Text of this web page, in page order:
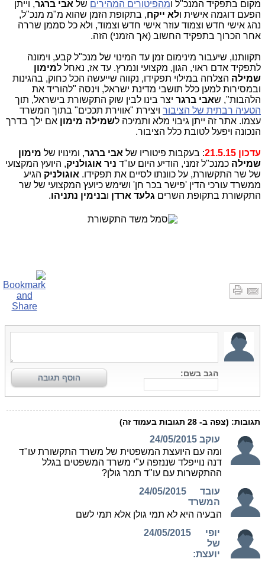
מקום בתפקיד המנכ"ל ומהפיטורים המהירים של אבי ברגר, וייתן
הפעם דוגמה אישית ולא ייקח, בתקופת הזמן שהוא מ"מ מנכ"ל,
נהג אישי חדש וצמוד עוזר אישי חדש וצמוד, ולא כל סממן שררה
אחר הכרוך בתפקיד החשוב (אך הזמני) הזה.
תקוותנו, שיעבור מינימום זמן עד המינוי של מנכ"ל קבע, וימונה
לתפקיד אדם ראוי, הגון, מקצועי ונמרץ. עד אז, נאחל למימון
שמילה הצלחה במילוי תפקידו, נקווה שייעשה הכל כחוק, בהגינות
ובמסירות למען כלל תושבי מדינת ישראל, וינסה "להוריד את
הלהבות", שאבי ברגר יצר בינו לבין שוק התקשורת בישראל, תוך
הטעיה רבתית של הציבור ויצירת "אווירת תככים" בתוך המשרד
עצמו. אתר זה ייתן גיבוי מלא ותמיכה לשמילה מימון אם ילך בדרך
הנכונה ויפעל לטובת כלל הציבור.
עדכון 21.5.15 : בעקבות פיטוריו של אבי ברגר, ומינויו של מימון
שמילה כמנכ"ל זמני, הודיע היום עו"ד ניר אוגולניק, היועץ המקצועי
של שר התקשורת, על כוונתו לסיים את תפקידו. אוגולניק הגיע
ממשרד עורכי הדין 'פישר בכר חן' ושימש כיועץ המקצועי של שר
התקשורת בתקופת השרים גלעד ארדן ובנימין נתניהו.